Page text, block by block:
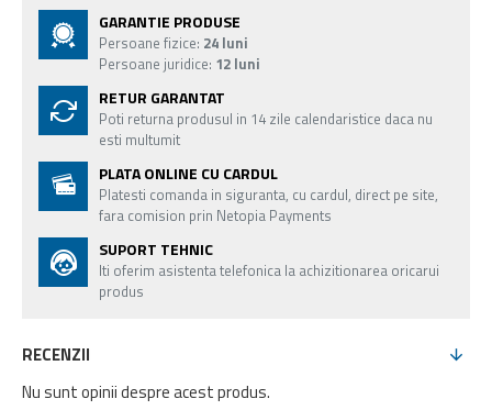
GARANTIE PRODUSE
Persoane fizice: 24 luni
Persoane juridice: 12 luni
RETUR GARANTAT
Poti returna produsul in 14 zile calendaristice daca nu
esti multumit
PLATA ONLINE CU CARDUL
Platesti comanda in siguranta, cu cardul, direct pe site,
fara comision prin Netopia Payments
SUPORT TEHNIC
Iti oferim asistenta telefonica la achizitionarea oricarui
produs
RECENZII
Nu sunt opinii despre acest produs.